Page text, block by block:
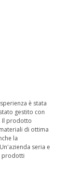
è stata
gestito con
Il prodotto
di ottima
la
seria e
prodotti